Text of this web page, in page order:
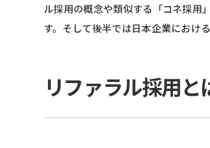
ル採用の概念や類似する「コネ採用
す。そして後半では日本企業におけ
リファラル採用と